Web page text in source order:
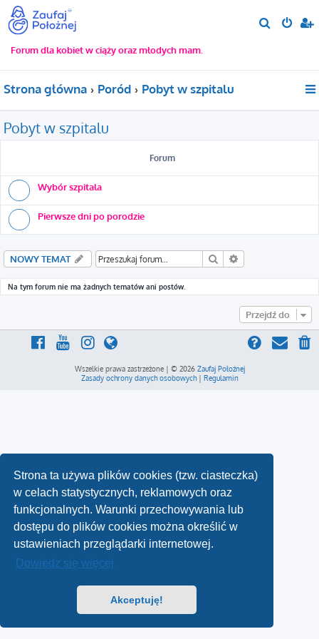
Strona ta używa plików cookies (tzw. ciasteczka)
w celach statystycznych, reklamowych oraz
funkcjonalnych. Warunki przechowywania lub
dostępu do plików cookies można określić w
ustawieniach przeglądarki internetowej.
Dowiedz się więcej
Akceptuję!
j
Forum dla kobiet w ciąży oraz młodych mam.
Strona główna Poród Pobyt w szpitalu
Pobyt w szpitalu
Forum
Wybór szpitala
Pierwsze dni po porodzie
NOWY TEMAT Szukaj
Na tym forum nie ma żadnych tematów ani postów.
Przejdź do
Wszelkie prawa zastrzeżone | © 2026 Zaufaj Położnej
Zasady ochrony danych osobowych| Regulamin